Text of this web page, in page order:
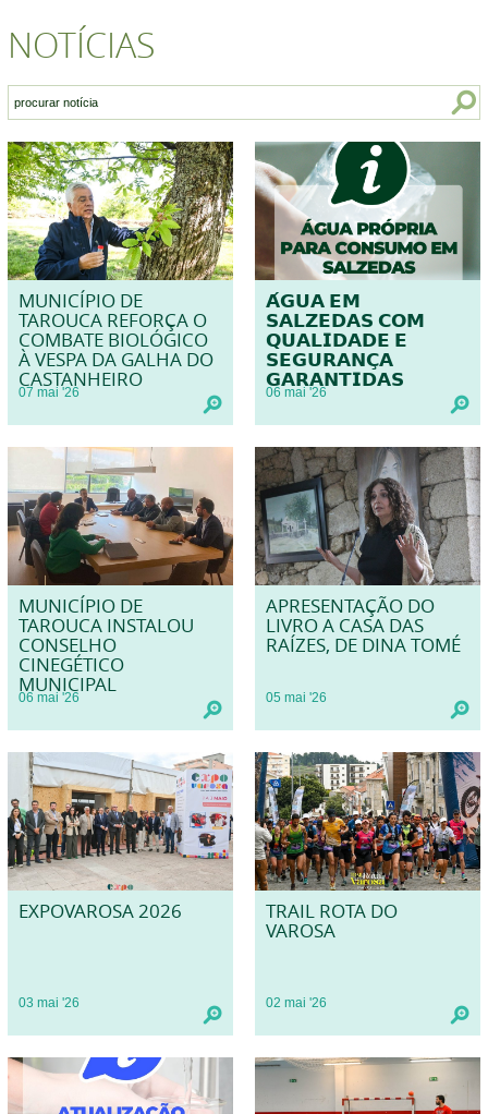
NOTÍCIAS
MUNICÍPIO DE
TAROUCA REFORÇA O
COMBATE BIOLÓGICO
À VESPA DA GALHA DO
CASTANHEIRO
07 mai '26
𝗔́𝗚𝗨𝗔 𝗘𝗠
𝗦𝗔𝗟𝗭𝗘𝗗𝗔𝗦 𝗖𝗢𝗠
𝗤𝗨𝗔𝗟𝗜𝗗𝗔𝗗𝗘 𝗘
𝗦𝗘𝗚𝗨𝗥𝗔𝗡𝗖̧𝗔
𝗚𝗔𝗥𝗔𝗡𝗧𝗜𝗗𝗔𝗦
06 mai '26
MUNICÍPIO DE
TAROUCA INSTALOU
CONSELHO
CINEGÉTICO
MUNICIPAL
06 mai '26
APRESENTAÇÃO DO
LIVRO A CASA DAS
RAÍZES, DE DINA TOMÉ
05 mai '26
EXPOVAROSA 2026
03 mai '26
TRAIL ROTA DO
VAROSA
02 mai '26